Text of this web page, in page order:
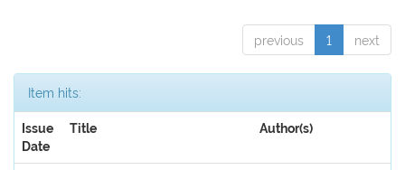
previous 1 next
Item hits:
Issue
Date
Title Author(s)